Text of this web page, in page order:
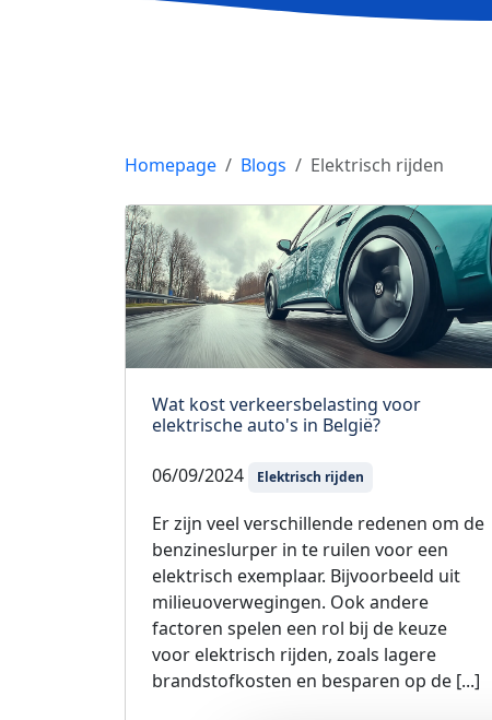
Homepage Blogs Elektrisch rijden
Wat kost verkeersbelasting voor
elektrische auto's in België?
06/09/2024 Elektrisch rijden
Er zijn veel verschillende redenen om de
benzineslurper in te ruilen voor een
elektrisch exemplaar. Bijvoorbeeld uit
milieuoverwegingen. Ook andere
factoren spelen een rol bij de keuze
voor elektrisch rijden, zoals lagere
brandstofkosten en besparen op de [...]